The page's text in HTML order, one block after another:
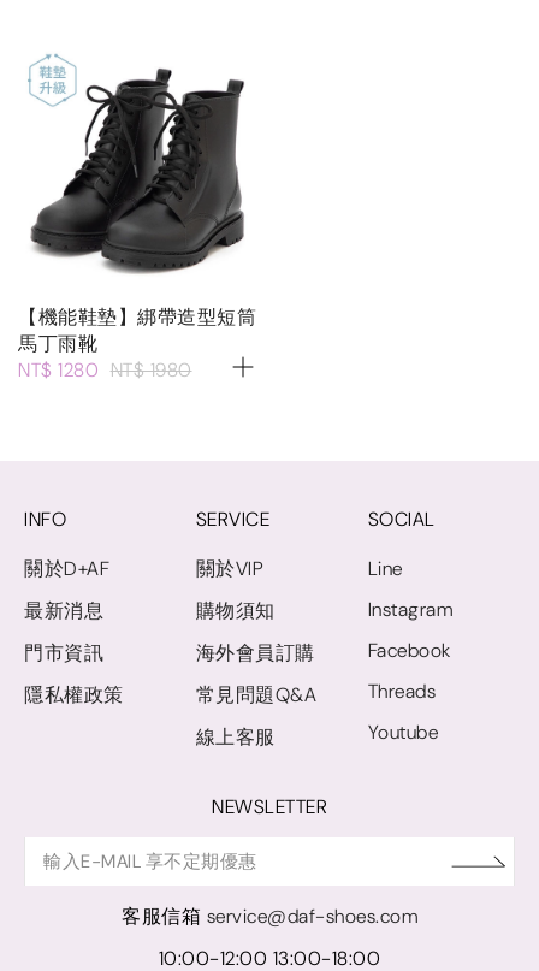
【機能鞋墊】綁帶造型短筒
馬丁雨靴
NT$ 1280 NT$ 1980
INFO
關於D+AF
最新消息
門市資訊
隱私權政策
SERVICE
關於VIP
購物須知
海外會員訂購
常見問題Q&A
線上客服
SOCIAL
Line
Instagram
Facebook
Threads
Youtube
NEWSLETTER
客服信箱 service@daf-shoes.com
10:00-12:00 13:00-18:00